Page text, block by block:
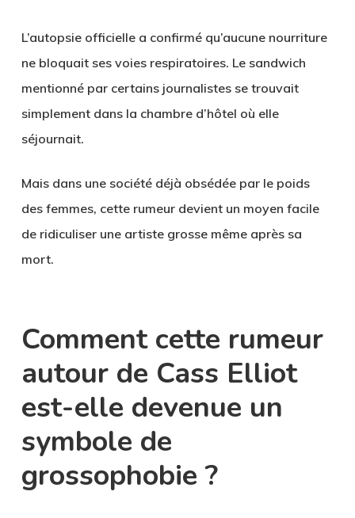
L’autopsie officielle a confirmé qu’aucune nourriture
ne bloquait ses voies respiratoires. Le sandwich
mentionné par certains journalistes se trouvait
simplement dans la chambre d’hôtel où elle
séjournait.
Mais dans une société déjà obsédée par le poids
des femmes, cette rumeur devient un moyen facile
de ridiculiser une artiste grosse même après sa
mort.
Comment cette rumeur
autour de Cass Elliot
est-elle devenue un
symbole de
grossophobie ?